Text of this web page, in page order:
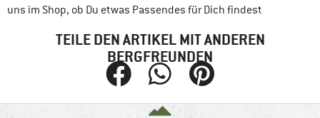
uns im Shop, ob Du etwas Passendes für Dich findest
TEILE DEN ARTIKEL MIT ANDEREN
BERGFREUNDEN